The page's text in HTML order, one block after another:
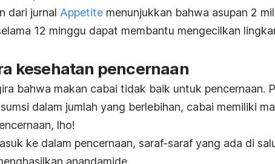
dari jurnal Appetite menunjukkan bahwa asupan 2
12 minggu dapat membantu mengecilkan
kesehatan pencernaan
bahwa makan cabai tidak baik untuk pencernaan.
dalam jumlah yang berlebihan, cabai memiliki
lho!
ke dalam pencernaan, saraf-saraf yang ada di
anandamide.